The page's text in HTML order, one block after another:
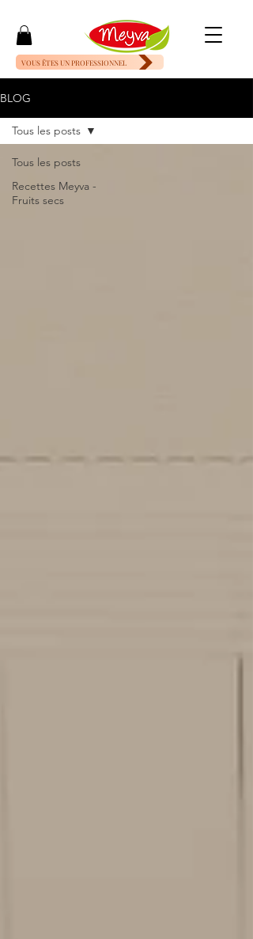
VOUS ÊTES UN PROFESSIONNEL
BLOG
Tous les posts
Recettes Meyva -
Fruits secs
Tous les posts